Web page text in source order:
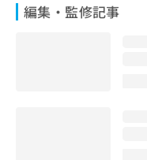
編集・監修記事